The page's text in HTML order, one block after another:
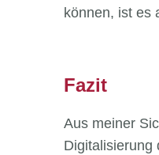
können, ist es
Fazit
Aus meiner
Digitalisierung